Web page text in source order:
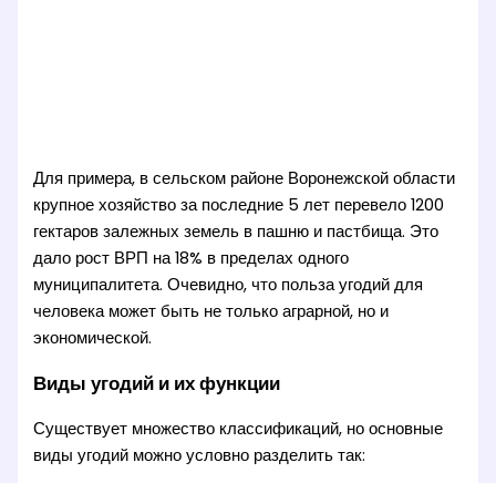
Для примера, в сельском районе Воронежской области
крупное хозяйство за последние 5 лет перевело 1200
гектаров залежных земель в пашню и пастбища. Это
дало рост ВРП на 18% в пределах одного
муниципалитета. Очевидно, что польза угодий для
человека может быть не только аграрной, но и
экономической.
Виды угодий и их функции
Существует множество классификаций, но основные
виды угодий можно условно разделить так: